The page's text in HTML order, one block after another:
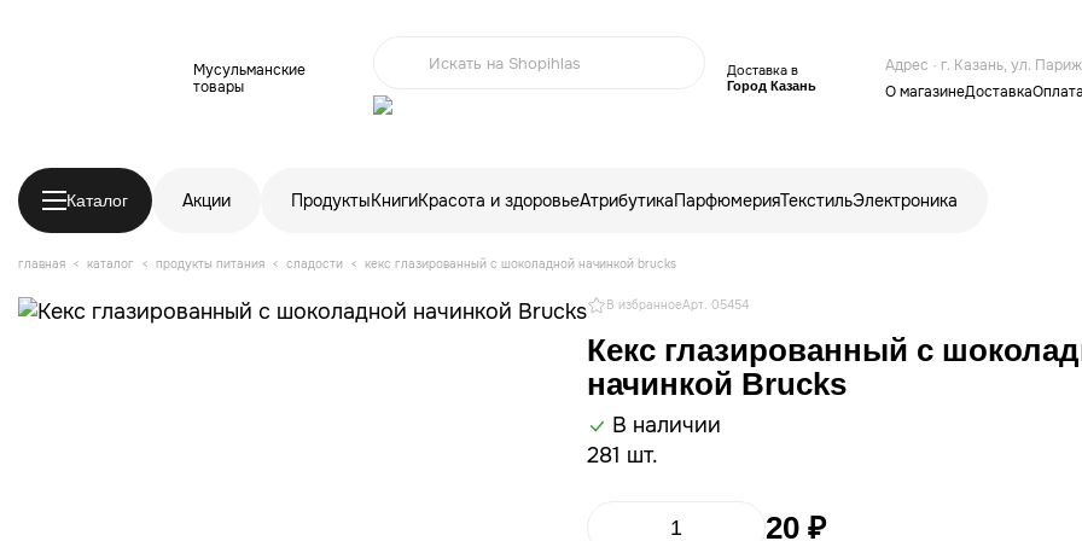
Мусульманские
товары
Доставка в
Город Казань
Адрес · г. Казань, ул.
О магазинеДоставкаОплата
Каталог Акции ПродуктыКнигиКрасота и здоровьеАтрибутикаПарфюмерияТекстильЭлектроника
главная каталог продукты питания сладости кекс глазированный с шоколадной начинкой brucks
В избранноеАрт. 05454
Кекс глазированный с
начинкой Brucks
В наличии
281 шт.
20 ₽